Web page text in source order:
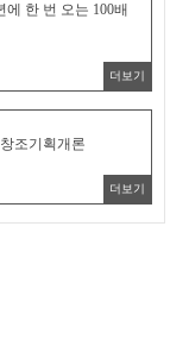
한 번 오는 100배
더보기
조기획개론
더보기